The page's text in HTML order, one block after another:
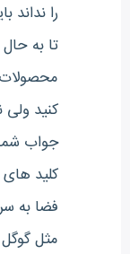
را نداند
تا به
کنید
جواب
کلید های
فضا به
مثل گوگل